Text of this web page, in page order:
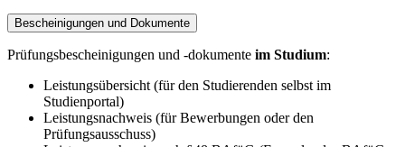
Bescheinigungen und Dokumente
Prüfungsbescheinigungen und -dokumente im Studium:
Leistungsübersicht (für den Studierenden selbst im
Studienportal)
Leistungsnachweis (für Bewerbungen oder den
Prüfungsausschuss)